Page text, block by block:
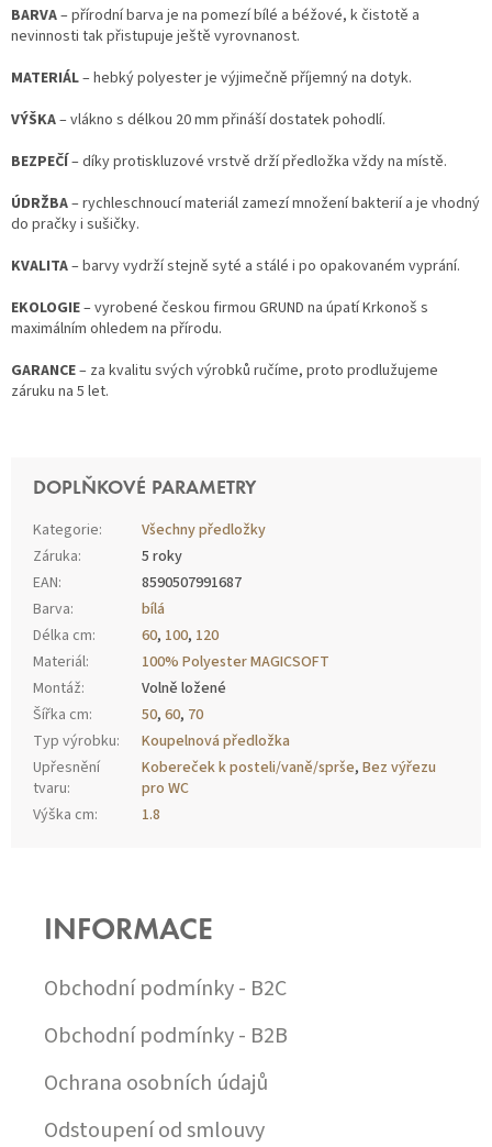
BARVA– přírodní barva je na pomezí bílé a béžové, k čistotě a
nevinnosti tak přistupuje ještě vyrovnanost.
MATERIÁL– hebký polyester je výjimečně příjemný na dotyk.
VÝŠKA– vlákno s délkou 20 mm přináší dostatek pohodlí.
BEZPEČÍ– díky protiskluzové vrstvě drží předložka vždy na místě.
ÚDRŽBA– rychleschnoucí materiál zamezí množení bakterií a je vhodný
do pračky i sušičky.
KVALITA– barvy vydrží stejně syté a stálé i po opakovaném vyprání.
EKOLOGIE– vyrobené českou firmou GRUND na úpatí Krkonoš s
maximálním ohledem na přírodu.
GARANCE– za kvalitu svých výrobků ručíme, proto prodlužujeme
záruku na 5 let.
DOPLŇKOVÉ PARAMETRY
Kategorie:
Všechny předložky
Záruka:
5 roky
EAN:
8590507991687
Barva:
bílá
Délka cm: 60, 100, 120
Materiál:
100% Polyester MAGICSOFT
Montáž:
Volně ložené
Šířka cm: 50, 60, 70
Typ výrobku:
Koupelnová předložka
Upřesnění
tvaru:
Kobereček k posteli/vaně/sprše, Bez výřezu
pro WC
Výška cm:
1.8
INFORMACE
Obchodní podmínky - B2C
Obchodní podmínky - B2B
Ochrana osobních údajů
Odstoupení od smlouvy